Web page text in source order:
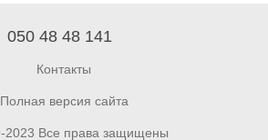
050 48 48 141
Контакты
Полная версия сайта
2023 Все права защищены